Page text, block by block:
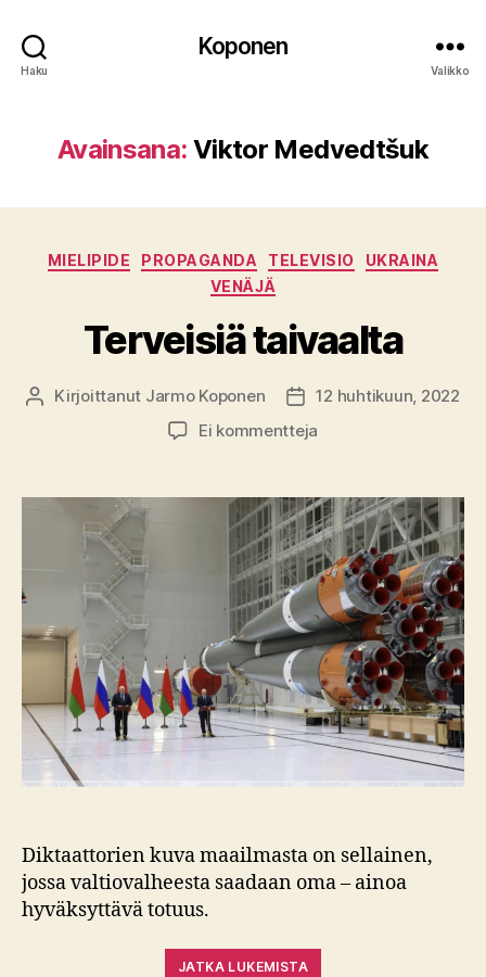
Haku
Koponen
Valikko
Avainsana: Viktor Medvedtšuk
Kategoriat
MIELIPIDE PROPAGANDA TELEVISIO
UKRAINA
VENÄJÄ
Terveisiä taivaalta
Kirjoittaja
Kirjoittanut Jarmo Koponen Julkaisupäivämäärä
12 huhtikuun, 2022
Ei kommentteja
Diktaattorien kuva maailmasta on sellainen,
jossa valtiovalheesta saadaan oma – ainoa
hyväksyttävä totuus.
JATKA LUKEMISTA